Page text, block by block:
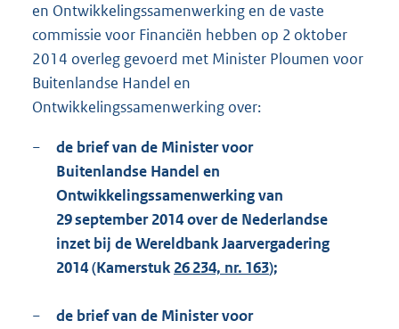
en Ontwikkelingssamenwerking en de vaste
commissie voor Financiën hebben op 2 oktober
2014 overleg gevoerd met Minister Ploumen voor
Buitenlandse Handel en
Ontwikkelingssamenwerking over:
−
de brief van de Minister voor
Buitenlandse Handel en
Ontwikkelingssamenwerking van
29 september 2014 over de Nederlandse
inzet bij de Wereldbank Jaarvergadering
2014 (Kamerstuk 26 234, nr. 163);
−
de brief van de Minister voor